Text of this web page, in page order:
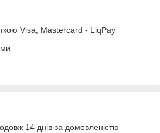
Visa, Mastercard - LiqPay
14 днів за домовленістю